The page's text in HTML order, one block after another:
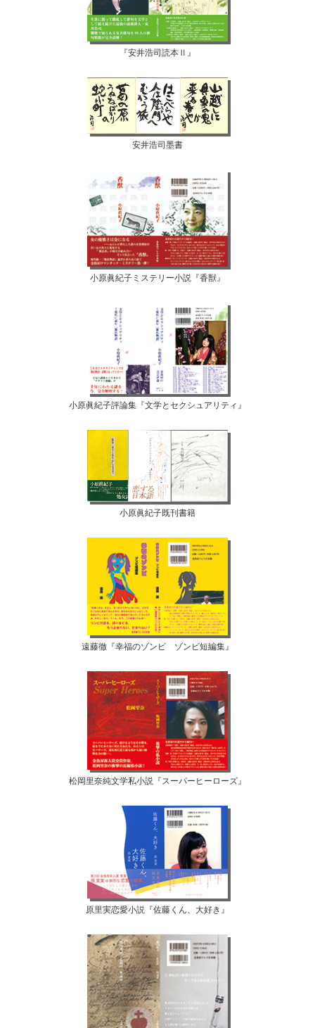
『安井浩司読本Ⅱ』
安井浩司墨書
小原眞紀子ミステリー小説『香獣』
小原眞紀子評論集『文学とセクシュアリティ』
小原眞紀子既刊書籍
遠藤徹『幸福のゾンビ ゾンビ短編集』
松岡里奈純文学私小説『スーパーヒーローズ』
原里実恋愛小説『佐藤くん、大好き』